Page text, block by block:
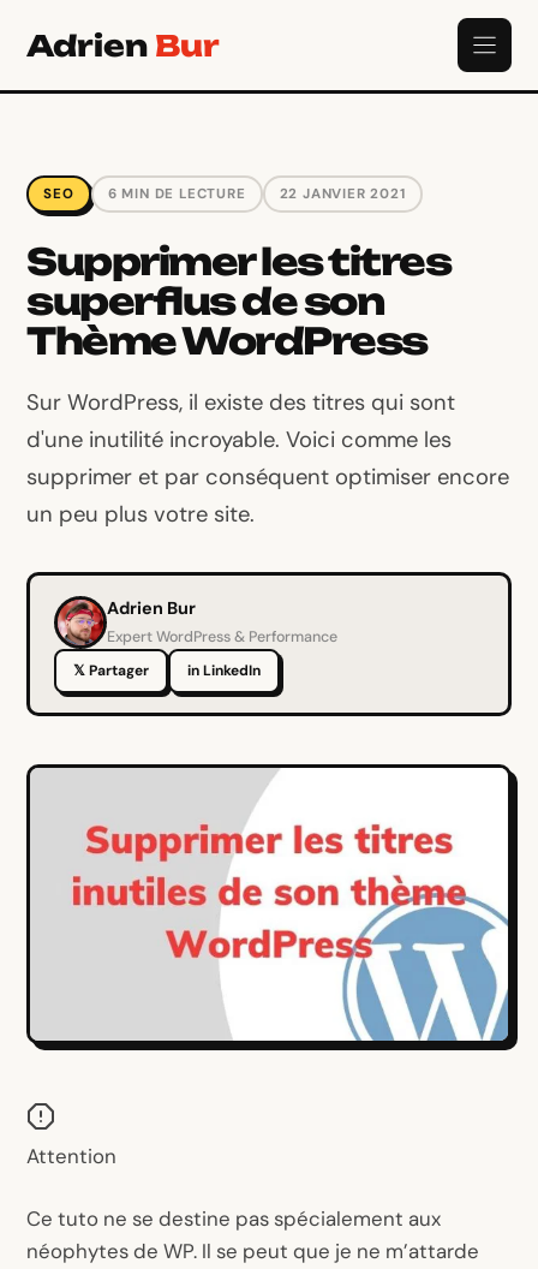
Adrien Bur
SEO 6 MIN DE LECTURE 22 JANVIER 2021
Supprimer les titres
superflus de son
Thème WordPress
Sur WordPress, il existe des titres qui sont
d'une inutilité incroyable. Voici comme les
supprimer et par conséquent optimiser encore
un peu plus votre site.
Adrien Bur
Expert WordPress & Performance
𝕏 Partager
in LinkedIn
Attention
Ce tuto ne se destine pas spécialement aux
néophytes de WP. Il se peut que je ne m’attarde